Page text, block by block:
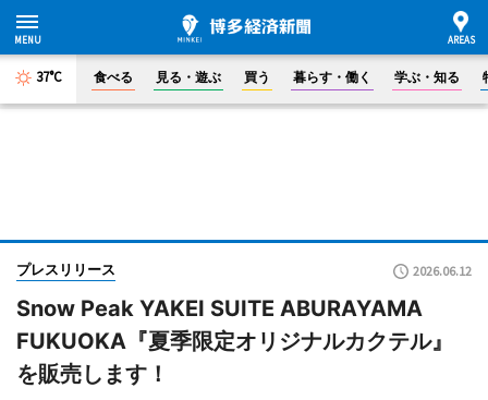
37°C 食べる 見る・遊ぶ 買う 暮らす・働く 学ぶ・知る
プレスリリース 2026.06.12
Snow Peak YAKEI SUITE ABURAYAMA
FUKUOKA『夏季限定オリジナルカクテル』
を販売します！